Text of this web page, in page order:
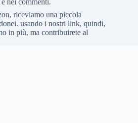
nei commenti.
riceviamo una piccola
usando i nostri link, quindi,
in più, ma contribuirete al